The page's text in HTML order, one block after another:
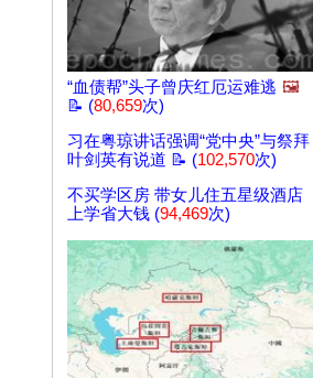
“血债帮”头子曾庆红厄运难逃 🖼️
📝 (80,659次)
习在粤琼讲话强调“党中央”与祭拜
叶剑英有说道 📝 (102,570次)
不买学区房 带女儿住五星级酒店
上学省大钱 (94,469次)